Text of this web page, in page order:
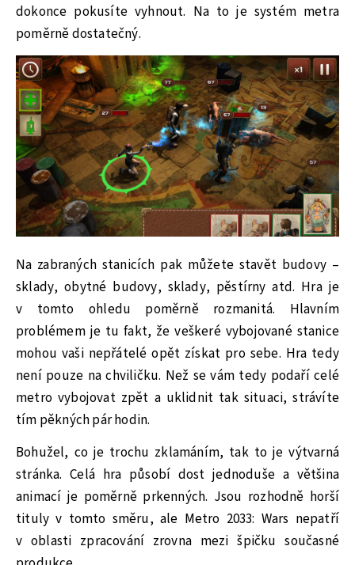
dokonce pokusíte vyhnout. Na to je systém metra
poměrně dostatečný.
Na zabraných stanicích pak můžete stavět budovy –
sklady, obytné budovy, sklady, pěstírny atd. Hra je
v tomto ohledu poměrně rozmanitá. Hlavním
problémem je tu fakt, že veškeré vybojované stanice
mohou vaši nepřátelé opět získat pro sebe. Hra tedy
není pouze na chviličku. Než se vám tedy podaří celé
metro vybojovat zpět a uklidnit tak situaci, strávíte
tím pěkných pár hodin.
Bohužel, co je trochu zklamáním, tak to je výtvarná
stránka. Celá hra působí dost jednoduše a většina
animací je poměrně prkenných. Jsou rozhodně horší
tituly v tomto směru, ale Metro 2033: Wars nepatří
v oblasti zpracování zrovna mezi špičku současné